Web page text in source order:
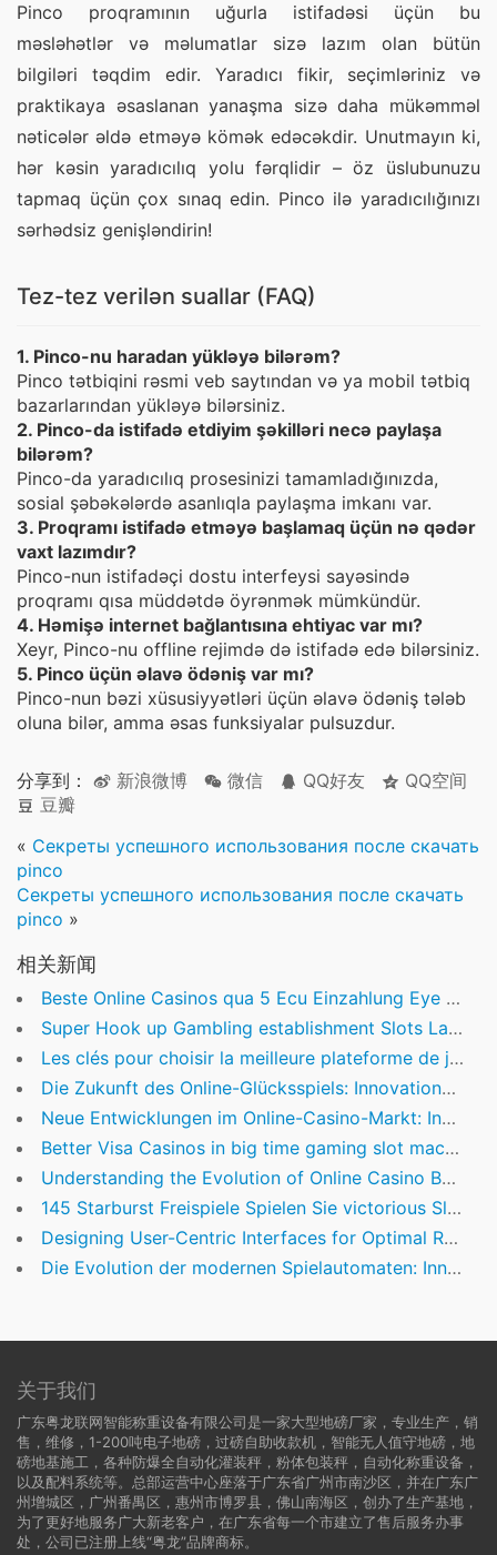
Pinco proqramının uğurla istifadəsi üçün bu
məsləhətlər və məlumatlar sizə lazım olan bütün
bilgiləri təqdim edir. Yaradıcı fikir, seçimləriniz və
praktikaya əsaslanan yanaşma sizə daha mükəmməl
nəticələr əldə etməyə kömək edəcəkdir. Unutmayın ki,
hər kəsin yaradıcılıq yolu fərqlidir – öz üslubunuzu
tapmaq üçün çox sınaq edin. Pinco ilə yaradıcılığınızı
sərhədsiz genişləndirin!
Tez-tez verilən suallar (FAQ)
1. Pinco-nu haradan yükləyə bilərəm?
Pinco tətbiqini rəsmi veb saytından və ya mobil tətbiq
bazarlarından yükləyə bilərsiniz.
2. Pinco-da istifadə etdiyim şəkilləri necə paylaşa
bilərəm?
Pinco-da yaradıcılıq prosesinizi tamamladığınızda,
sosial şəbəkələrdə asanlıqla paylaşma imkanı var.
3. Proqramı istifadə etməyə başlamaq üçün nə qədər
vaxt lazımdır?
Pinco-nun istifadəçi dostu interfeysi sayəsində
proqramı qısa müddətdə öyrənmək mümkündür.
4. Həmişə internet bağlantısına ehtiyac var mı?
Xeyr, Pinco-nu offline rejimdə də istifadə edə bilərsiniz.
5. Pinco üçün əlavə ödəniş var mı?
Pinco-nun bəzi xüsusiyyətləri üçün əlavə ödəniş tələb
oluna bilər, amma əsas funksiyalar pulsuzdur.
分享到： 新浪微博 微信 QQ好友
QQ空间
豆瓣
« Секреты успешного использования после скачать
pinco
Секреты успешного использования после скачать
pinco »
相关新闻
Beste Online Casinos qua 5 Ecu Einzahlung Eye of Horus Ios-Spiel » Verzeichnis 2026
Super Hook up Gambling establishment Slots Las vegas Slot machines Application on the Auction web sites Appstore
Les clés pour choisir la meilleure plateforme de jeux en ligne en 2024
Die Zukunft des Online-Glücksspiels: Innovationen, Sicherheit und Regulierung in Österreich
Neue Entwicklungen im Online-Casino-Markt: Innovationen, Regulierung und Nutzerbindung
Better Visa Casinos in big time gaming slot machines games the 2026 Casinos on the internet You to Undertake Visa
Understanding the Evolution of Online Casino Bonuses: Strategies for Australian Players in 2024
145 Starburst Freispiele Spielen Sie victorious Slot exklusive Einzahlung 2026
Designing User-Centric Interfaces for Optimal Responsiveness
Die Evolution der modernen Spielautomaten: Innovationen, Trends und das Phänomen Megaways
关于我们
广东粤龙联网智能称重设备有限公司是一家大型地磅厂家，专业生产，销
售，维修，1-200吨电子地磅，过磅自助收款机，智能无人值守地磅，地
磅地基施工，各种防爆全自动化灌装秤，粉体包装秤，自动化称重设备，
以及配料系统等。总部运营中心座落于广东省广州市南沙区，并在广东广
州增城区，广州番禺区，惠州市博罗县，佛山南海区，创办了生产基地，
为了更好地服务广大新老客户，在广东省每一个市建立了售后服务办事
处，公司已注册上线“粤龙”品牌商标。